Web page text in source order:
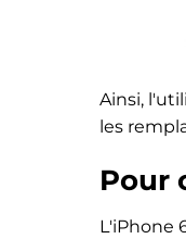
Ainsi,
les
Pour
L'iPhone